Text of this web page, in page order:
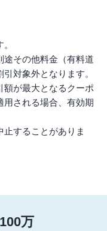
途その他料金（有料道
対象外となります。
額が最大となるクーポ
用される場合、有効期
止することがありま
万